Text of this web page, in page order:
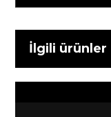
İlgili ürünler